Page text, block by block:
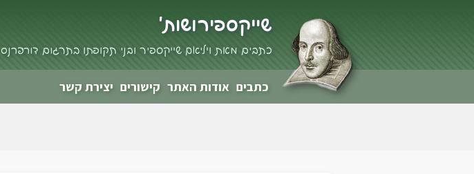
שייקספיר ושות'
כתבים מאת ויליאם שייקספיר ובני תקופתו בתרגום דורי פרנס
כתבים אודות האתר קישורים יצירת קשר